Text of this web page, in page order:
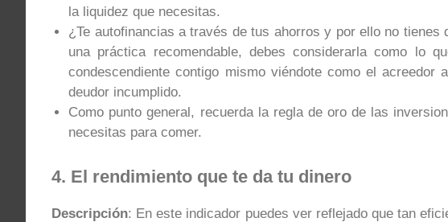
la liquidez que necesitas.
¿Te autofinancias a través de tus ahorros y por ello no tienes
una práctica recomendable, debes considerarla como lo
condescendiente contigo mismo viéndote como el
deudor incumplido.
Como punto general, recuerda la regla de oro de las
necesitas para comer.
4. El rendimiento que te da tu dinero
Descripción: En este indicador puedes ver reflejado que tan